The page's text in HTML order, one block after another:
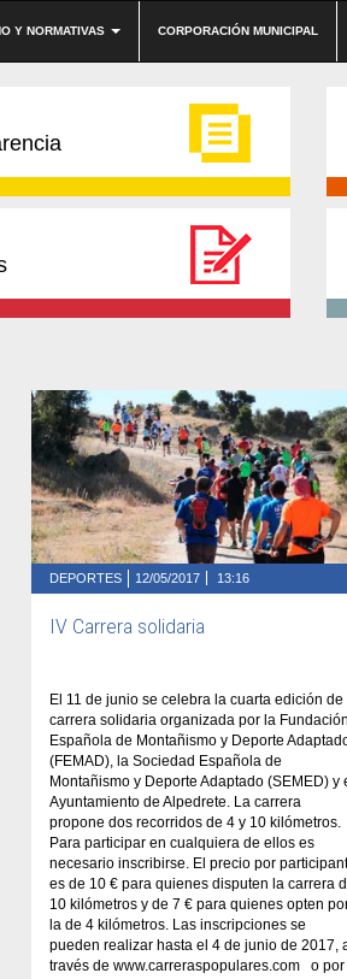
Y NORMATIVAS CORPORACIÓN MUNICIPAL
DEPORTES 12/05/2017 13:16
IV Carrera solidaria
El 11 de junio se celebra la cuarta edición de
carrera solidaria organizada por la Fundación
Española de Montañismo y Deporte
(FEMAD), la Sociedad Española de
Montañismo y Deporte Adaptado (SEMED) y
Ayuntamiento de Alpedrete. La carrera
propone dos recorridos de 4 y 10 kilómetros.
Para participar en cualquiera de ellos es
necesario inscribirse. El precio por
es de 10 € para quienes disputen la carrera
10 kilómetros y de 7 € para quienes opten
la de 4 kilómetros. Las inscripciones se
pueden realizar hasta el 4 de junio de 2017,
través de www.carreraspopulares.com o por